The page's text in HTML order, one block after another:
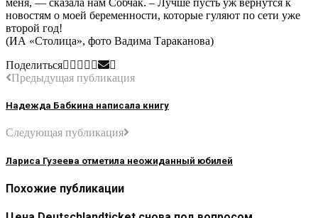
меня, — сказала нам Собчак. – Лучше пусть уж вернутся к
новостям о моей беременности, которые гуляют по сети уже
второй год!
(ИА «Столица», фото Вадима Тараканова)
Поделиться
Предыдущая публикация
Надежда Бабкина написала книгу
Следующая публикация
Лариса Гузеева отметила неожиданный юбилей
Похожие публикации